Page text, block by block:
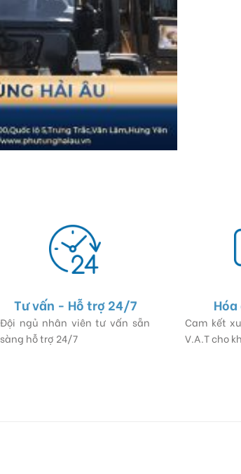
Tư vấn - Hỗ trợ 24/7
Đội ngủ nhân viên tư vấn sẵn
sàng hỗ trợ 24/7
Cam kết
V.A.T cho